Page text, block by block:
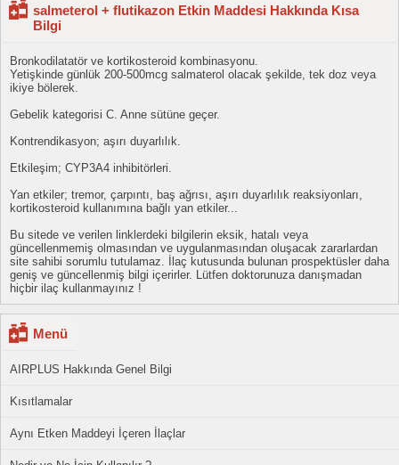
salmeterol + flutikazon Etkin Maddesi Hakkında Kısa
Bilgi
Bronkodilatatör ve kortikosteroid kombinasyonu.
Yetişkinde günlük 200-500mcg salmaterol olacak şekilde, tek doz veya
ikiye bölerek.
Gebelik kategorisi C. Anne sütüne geçer.
Kontrendikasyon; aşırı duyarlılık.
Etkileşim; CYP3A4 inhibitörleri.
Yan etkiler; tremor, çarpıntı, baş ağrısı, aşırı duyarlılık reaksiyonları,
kortikosteroid kullanımına bağlı yan etkiler...
Bu sitede ve verilen linklerdeki bilgilerin eksik, hatalı veya
güncellenmemiş olmasından ve uygulanmasından oluşacak zararlardan
site sahibi sorumlu tutulamaz. İlaç kutusunda bulunan prospektüsler daha
geniş ve güncellenmiş bilgi içerirler. Lütfen doktorunuza danışmadan
hiçbir ilaç kullanmayınız !
Menü
AIRPLUS Hakkında Genel Bilgi
Kısıtlamalar
Aynı Etken Maddeyi İçeren İlaçlar